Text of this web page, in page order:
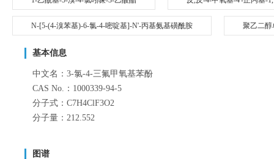
N-[5-(4-溴苯基)-6-氯-4-嘧啶基]-N'-丙基氨基磺酰胺 聚乙二醇
基本信息
中文名：3-氯-4-三氟甲氧基苯酚
CAS No.：1000339-94-5
分子式：C7H4ClF3O2
分子量：212.552
图谱